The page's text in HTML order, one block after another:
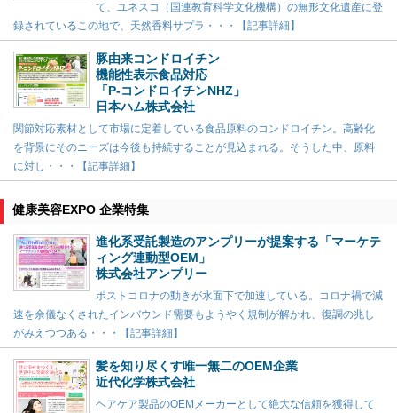
て、ユネスコ（国連教育科学文化機構）の無形文化遺産に登
録されているこの地で、天然香料サプラ・・・【記事詳細】
豚由来コンドロイチン
機能性表示食品対応
「P-コンドロイチンNHZ」
日本ハム株式会社
関節対応素材として市場に定着している食品原料のコンドロイチン。高齢化
を背景にそのニーズは今後も持続することが見込まれる。そうした中、原料
に対し・・・【記事詳細】
健康美容EXPO 企業特集
進化系受託製造のアンプリーが提案する「マーケテ
ィング連動型OEM」
株式会社アンプリー
ポストコロナの動きが水面下で加速している。コロナ禍で減
速を余儀なくされたインバウンド需要もようやく規制が解かれ、復調の兆し
がみえつつある・・・【記事詳細】
髪を知り尽くす唯一無二のOEM企業
近代化学株式会社
ヘアケア製品のOEMメーカーとして絶大な信頼を獲得して